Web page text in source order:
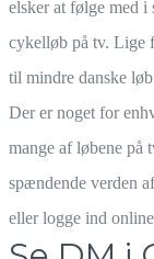
elsker at følge med
cykelløb på tv. Lige
til mindre danske
Der er noget for
mange af løbene på
spændende verden
eller logge ind